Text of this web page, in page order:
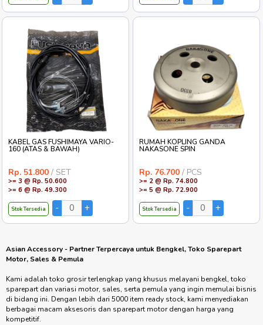
KABEL GAS FUSHIMAYA VARIO-
160 (ATAS & BAWAH)
Rp. 51.800 / SET
>= 3 @ Rp. 50.600
>= 6 @ Rp. 49.300
Stok Tersedia
RUMAH KOPLING GANDA
NAKASONE SPIN
Rp. 76.700 / PCS
>= 2 @ Rp. 74.800
>= 5 @ Rp. 72.900
Stok Tersedia
Asian Accessory - Partner Terpercaya untuk Bengkel, Toko Sparepart
Motor, Sales & Pemula
Kami adalah toko grosir terlengkap yang khusus melayani bengkel, toko
sparepart dan variasi motor, sales, serta pemula yang ingin memulai bisnis
di bidang ini. Dengan lebih dari 5000 item ready stock, kami menyediakan
berbagai macam aksesoris dan sparepart motor dengan harga yang
kompetitif.